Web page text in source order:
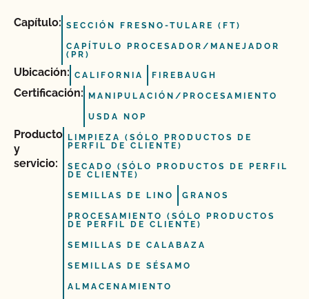
Capítulo: SECCIÓN FRESNO-TULARE (FT)
CAPÍTULO PROCESADOR/MANEJADOR
(PR)
Ubicación: CALIFORNIA FIREBAUGH
Certificación: MANIPULACIÓN/PROCESAMIENTO
USDA NOP
Producto
y
servicio:
LIMPIEZA (SÓLO PRODUCTOS DE
PERFIL DE CLIENTE)
SECADO (SÓLO PRODUCTOS DE PERFIL
DE CLIENTE)
SEMILLAS DE LINO GRANOS
PROCESAMIENTO (SÓLO PRODUCTOS
DE PERFIL DE CLIENTE)
SEMILLAS DE CALABAZA
SEMILLAS DE SÉSAMO
ALMACENAMIENTO